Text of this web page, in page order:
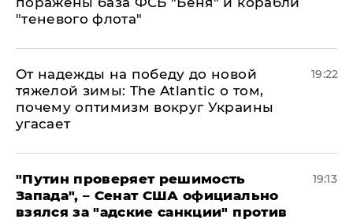
"теневого флота"
От надежды на победу до новой
тяжелой зимы: The Atlantic о том,
почему оптимизм вокруг Украины
угасает
19:22
"Путин проверяет решимость
Запада", – Сенат США официально
взялся за "адские санкции" против
19:13